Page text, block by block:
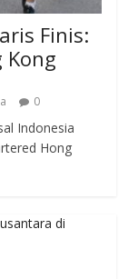
Finis:
Kong
0
Indonesia
Hong
di